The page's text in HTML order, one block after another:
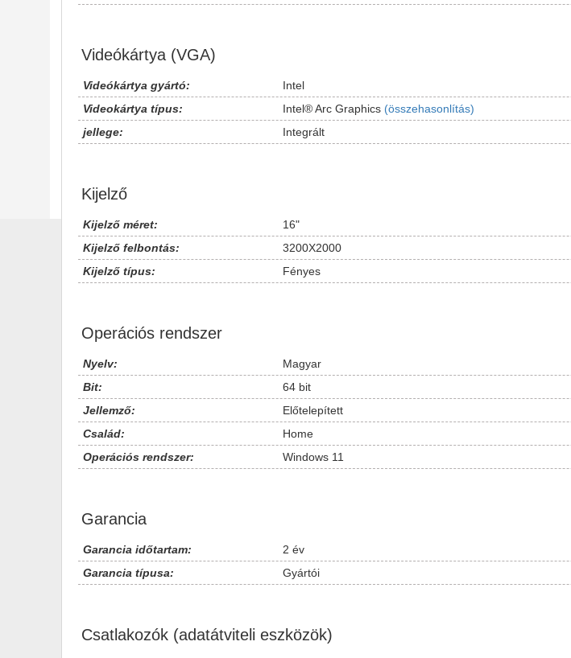
Videókártya (VGA)
Videókártya gyártó:
Intel
Videokártya típus:
Intel® Arc Graphics (összehasonlítás)
jellege:
Integrált
Kijelző
Kijelző méret:
16"
Kijelző felbontás:
3200X2000
Kijelző típus:
Fényes
Operációs rendszer
Nyelv:
Magyar
Bit:
64 bit
Jellemző:
Előtelepített
Család:
Home
Operációs rendszer:
Windows 11
Garancia
Garancia időtartam:
2 év
Garancia típusa:
Gyártói
Csatlakozók (adatátviteli eszközök)